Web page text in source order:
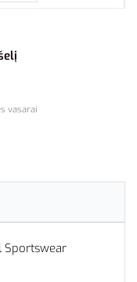
vasarai
Sportswear